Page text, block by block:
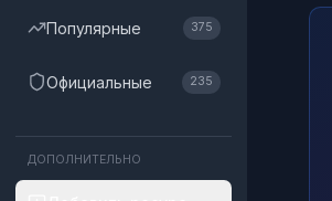
Популярные 375
Официальные 235
ДОПОЛНИТЕЛЬНО